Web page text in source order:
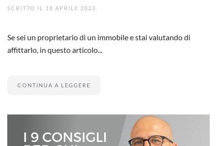
SCRITTO IL 18 APRILE 2023
Se sei un proprietario di un immobile e stai valutando di
affittarlo, in questo articolo...
CONTINUA A LEGGERE